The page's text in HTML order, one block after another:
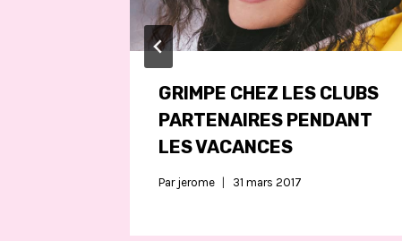
GRIMPE CHEZ LES CLUBS
PARTENAIRES PENDANT
LES VACANCES
Par jerome 31 mars 2017